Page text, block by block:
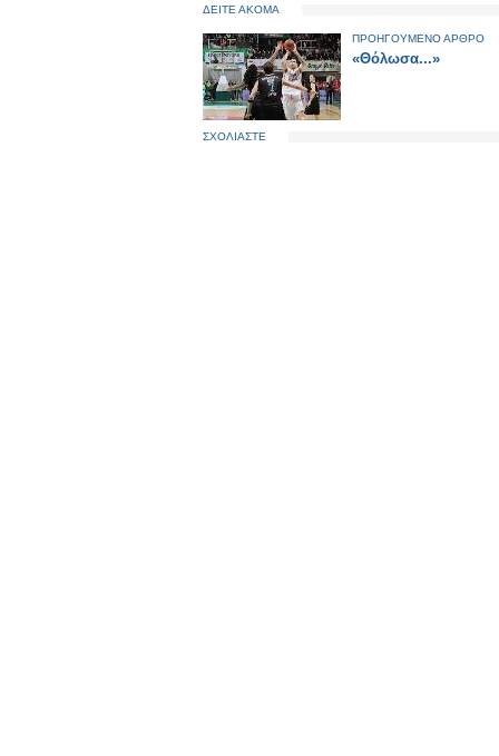
ΔΕΙΤΕ ΑΚΟΜΑ
ΠΡΟΗΓΟΥΜΕΝΟ ΑΡΘΡΟ
«Θόλωσα...»
ΣΧΟΛΙΑΣΤΕ